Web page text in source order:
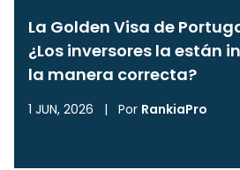
La Golden Visa de
¿Los inversores la están
la manera correcta?
1 JUN, 2026 | Por RankiaPro